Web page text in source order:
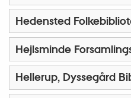
Hedensted
Hejlsminde
Hellerup, Dyssegård